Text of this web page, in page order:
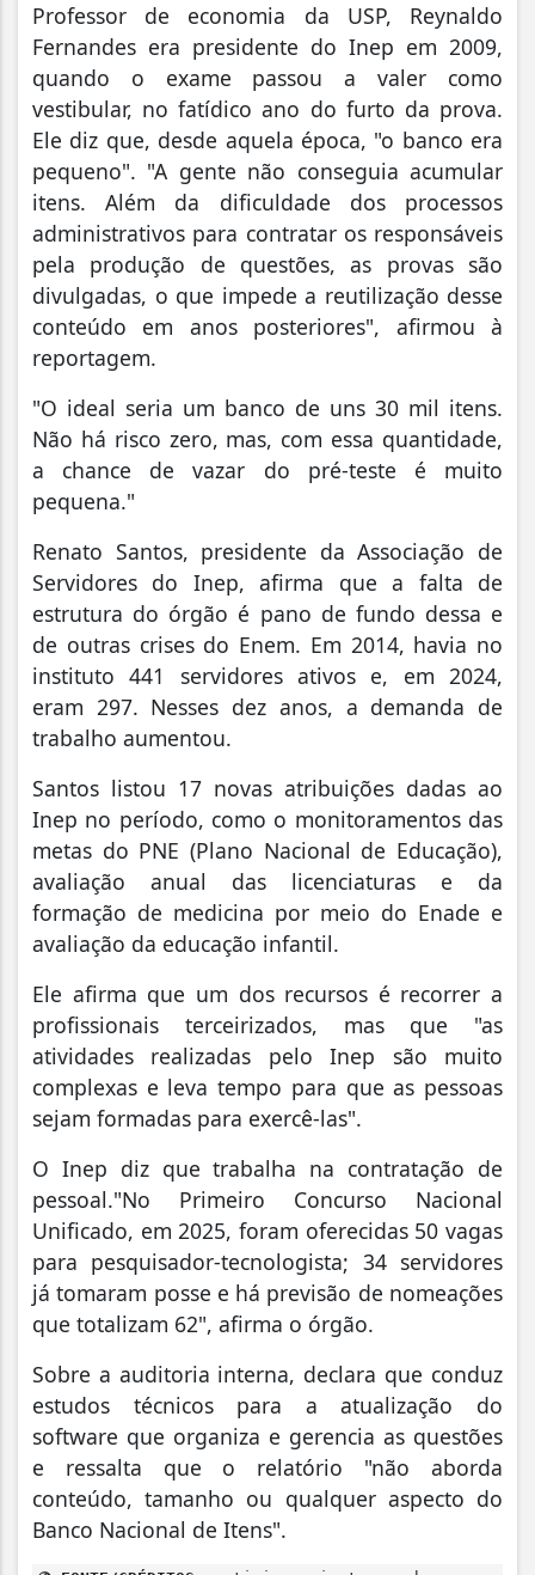
Professor de economia da USP, Reynaldo
Fernandes era presidente do Inep em 2009,
quando o exame passou a valer como
vestibular, no fatídico ano do furto da prova.
Ele diz que, desde aquela época, "o banco era
pequeno". "A gente não conseguia acumular
itens. Além da dificuldade dos processos
administrativos para contratar os responsáveis
pela produção de questões, as provas são
divulgadas, o que impede a reutilização desse
conteúdo em anos posteriores", afirmou à
reportagem.
"O ideal seria um banco de uns 30 mil itens.
Não há risco zero, mas, com essa quantidade,
a chance de vazar do pré-teste é muito
pequena."
Renato Santos, presidente da Associação de
Servidores do Inep, afirma que a falta de
estrutura do órgão é pano de fundo dessa e
de outras crises do Enem. Em 2014, havia no
instituto 441 servidores ativos e, em 2024,
eram 297. Nesses dez anos, a demanda de
trabalho aumentou.
Santos listou 17 novas atribuições dadas ao
Inep no período, como o monitoramentos das
metas do PNE (Plano Nacional de Educação),
avaliação anual das licenciaturas e da
formação de medicina por meio do Enade e
avaliação da educação infantil.
Ele afirma que um dos recursos é recorrer a
profissionais terceirizados, mas que "as
atividades realizadas pelo Inep são muito
complexas e leva tempo para que as pessoas
sejam formadas para exercê-las".
O Inep diz que trabalha na contratação de
pessoal."No Primeiro Concurso Nacional
Unificado, em 2025, foram oferecidas 50 vagas
para pesquisador-tecnologista; 34 servidores
já tomaram posse e há previsão de nomeações
que totalizam 62", afirma o órgão.
Sobre a auditoria interna, declara que conduz
estudos técnicos para a atualização do
software que organiza e gerencia as questões
e ressalta que o relatório "não aborda
conteúdo, tamanho ou qualquer aspecto do
Banco Nacional de Itens".